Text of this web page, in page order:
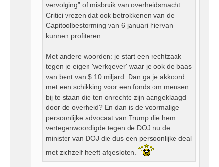
vervolging” of misbruik van overheidsmacht.
Critici vrezen dat ook betrokkenen van de
Capitoolbestorming van 6 januari hiervan
kunnen profiteren.
Met andere woorden: je start een rechtzaak
tegen je eigen 'werkgever' waar je ook de baas
van bent van $ 10 miljard. Dan ga je akkoord
met een schikking voor een fonds om mensen
bij te staan die ten onrechte zijn aangeklaagd
door de overheid? En dan is de voormalige
persoonlijke advocaat van Trump die hem
vertegenwoordigde tegen de DOJ nu de
minister van DOJ die dus een persoonlijke deal
met zichzelf heeft afgesloten.